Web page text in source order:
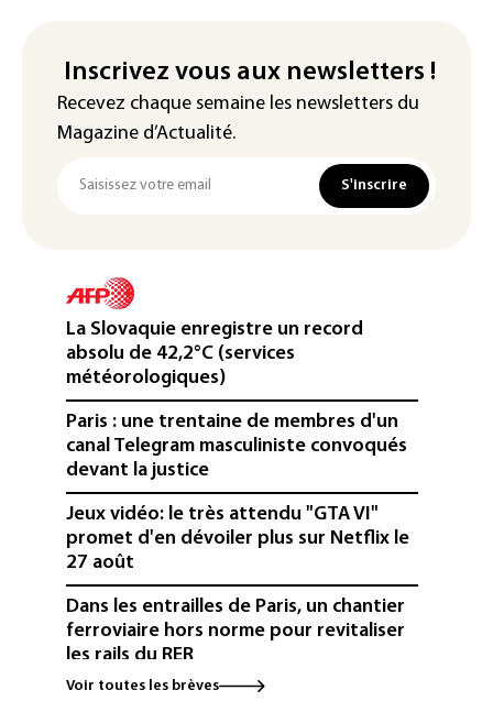
Inscrivez vous aux newsletters !
Recevez chaque semaine les newsletters du
Magazine d’Actualité.
S'inscrire
La Slovaquie enregistre un record
absolu de 42,2°C (services
météorologiques)
Paris : une trentaine de membres d'un
canal Telegram masculiniste convoqués
devant la justice
Jeux vidéo: le très attendu "GTA VI"
promet d'en dévoiler plus sur Netflix le
27 août
Dans les entrailles de Paris, un chantier
ferroviaire hors norme pour revitaliser
les rails du RER
Meta se lance sur le marché des logiciels
Voir toutes les brèves